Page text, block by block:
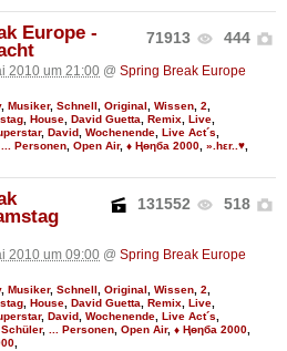
71913 444
Europe -
2010 um 21:00 @ Spring Break Europe
, Musiker, Schnell Original Wissen 2
House David Guetta Remix Live
, David Wochenende Live Act´s
... Personen Open Air, ♦ Ңөηба 2000 ».hεr..♥
131552 518
2010 um 09:00 @ Spring Break Europe
, Musiker, Schnell, Original, Wissen, 2,
, House, David Guetta, Remix, Live,
, David, Wochenende, Live Act´s,
Schüler, ... Personen, Open Air, ♦ Ңөηба 2000,
,